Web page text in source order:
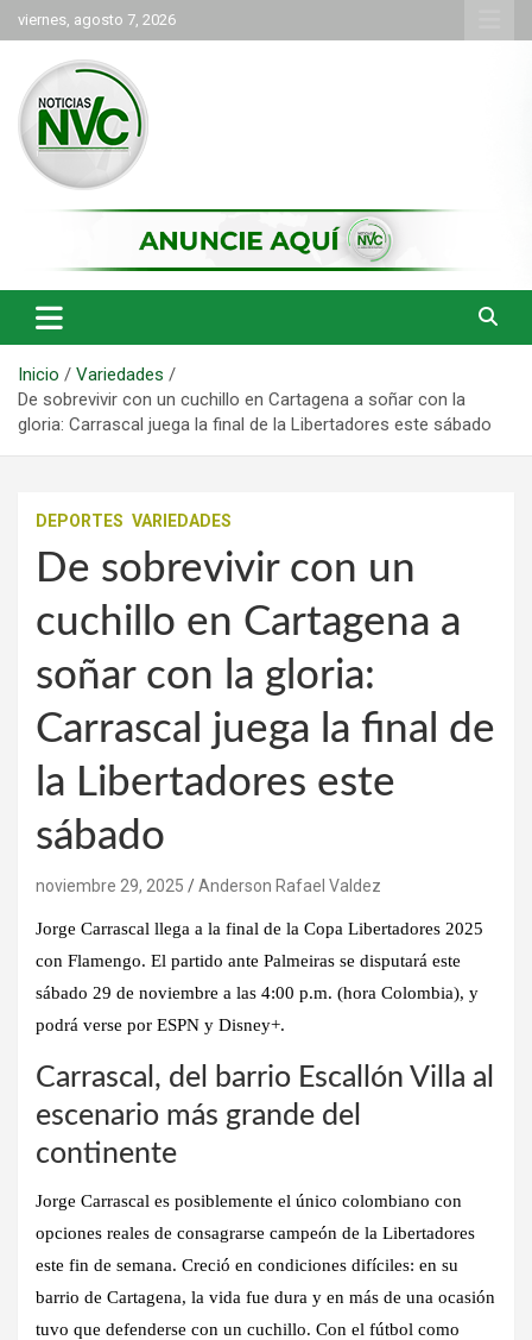
Saltar
al
contenido
viernes, agosto 7, 2026
NVC Noticias
Inicio
Variedades
De sobrevivir con un cuchillo en Cartagena a soñar con la
gloria: Carrascal juega la final de la Libertadores este sábado
DEPORTES VARIEDADES
De sobrevivir con un
cuchillo en Cartagena a
soñar con la gloria:
Carrascal juega la final de
la Libertadores este
sábado
noviembre 29, 2025 Anderson Rafael Valdez
Jorge Carrascal llega a la final de la Copa Libertadores 2025
con Flamengo. El partido ante Palmeiras se disputará este
sábado 29 de noviembre a las 4:00 p.m. (hora Colombia), y
podrá verse por ESPN y Disney+.
Carrascal, del barrio Escallón Villa al
escenario más grande del
continente
Jorge Carrascal es posiblemente el único colombiano con
opciones reales de consagrarse campeón de la Libertadores
este fin de semana. Creció en condiciones difíciles: en su
barrio de Cartagena, la vida fue dura y en más de una ocasión
tuvo que defenderse con un cuchillo. Con el fútbol como